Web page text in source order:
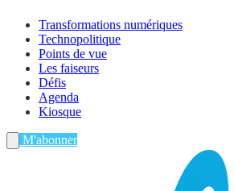
Transformations numériques
Technopolitique
Points de vue
Les faiseurs
Défis
Agenda
Kiosque
M'abonner